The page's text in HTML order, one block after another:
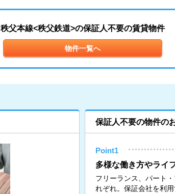
秩父本線<秩父鉄道>の保証人不要の賃貸物件
物件一覧へ
保証人不要の物件の
Point1
多様な働き方やライ
フリーランス、パート
れぞれ。保証会社を利